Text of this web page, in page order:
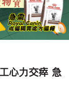
心力交瘁 急